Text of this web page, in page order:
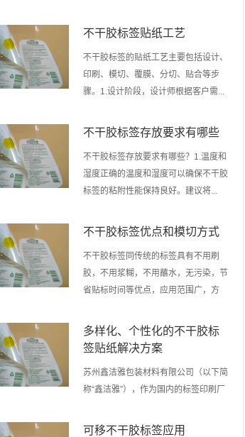
不干胶标签贴纸工艺
不干胶标签的贴纸工艺主要包括设计、
印刷、模切、覆膜、分切、贴合等步
骤。1.设计阶段，设计师根据客户需...
不干胶标签存放要求有哪些
不干胶标签存放要求有哪些？1.温度和
湿度正确的温度和湿度可以确保不干胶
标签的粘附性能保持良好。建议将...
不干胶标签优点和模切方式
不干胶标签同传统的标签具有不用刷
胶，不用浆糊，不用蘸水，无污染，节
省贴标时间等优点，应用范围广，方
多样化、个性化的不干胶标
签贴纸解决方案
苏州鑫洁雅包装材料有限公司（以下简
称“鑫洁雅”），作为国内的标签印刷厂
可移不干胶标签应用